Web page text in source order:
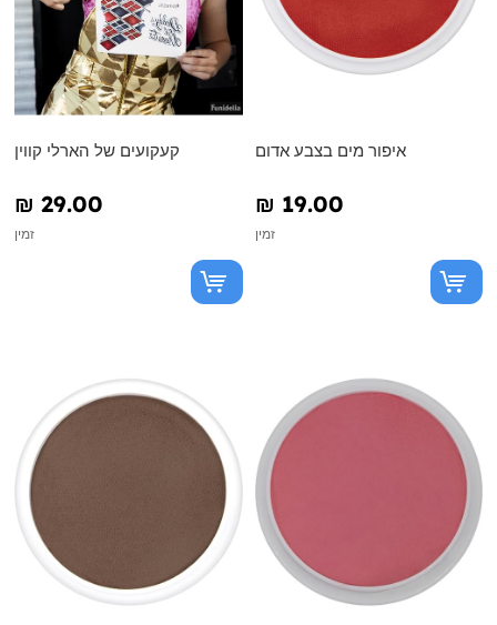
קעקועים של הארלי קווין
₪‎ 29.00
זמין
איפור מים בצבע אדום
₪‎ 19.00
זמין